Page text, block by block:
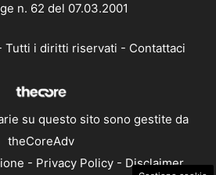
n. 62 del 07.03.2001
i diritti riservati - Contattaci
su questo sito sono gestite da
theCoreAdv
- Privacy Policy - Disclaimer